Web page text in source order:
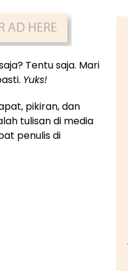
Tentu saja. Mari
Yuks!
pikiran, dan
tulisan di media
penulis di